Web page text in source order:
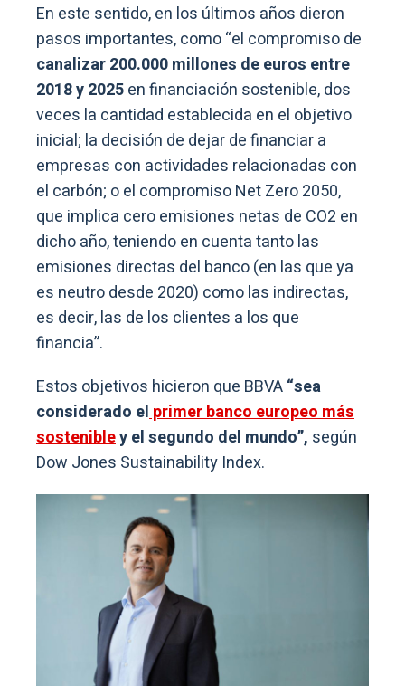
En este sentido, en los últimos años dieron
pasos importantes, como “el compromiso de
canalizar 200.000 millones de euros entre
2018 y 2025en financiación sostenible, dos
veces la cantidad establecida en el objetivo
inicial; la decisión de dejar de financiar a
empresas con actividades relacionadas con
el carbón; o el compromiso Net Zero 2050,
que implica cero emisiones netas de CO2 en
dicho año, teniendo en cuenta tanto las
emisiones directas del banco (en las que ya
es neutro desde 2020) como las indirectas,
es decir, las de los clientes a los que
financia”.
Estos objetivos hicieron que BBVA“sea
considerado elprimer banco europeo más
sostenibley el segundo del mundo”, según
Dow Jones Sustainability Index.